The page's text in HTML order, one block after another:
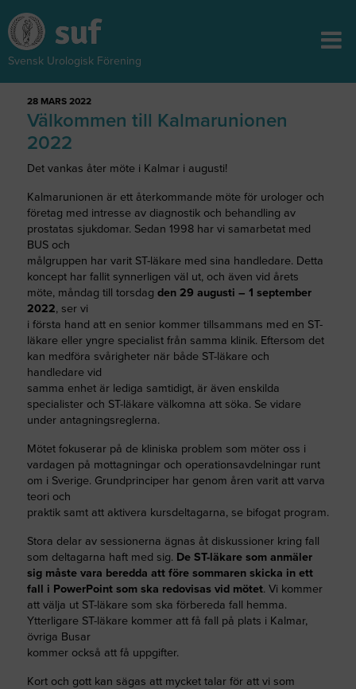
Svensk Urologisk Förening
28 MARS 2022
Välkommen till Kalmarunionen
2022
Det vankas åter möte i Kalmar i augusti!
Kalmarunionen är ett återkommande möte för urologer och
företag med intresse av diagnostik och behandling av
prostatas sjukdomar. Sedan 1998 har vi samarbetat med
BUS och
målgruppen har varit ST-läkare med sina handledare. Detta
koncept har fallit synnerligen väl ut, och även vid årets
möte, måndag till torsdag den 29 augusti – 1 september
2022, ser vi
i första hand att en senior kommer tillsammans med en ST-
läkare eller yngre specialist från samma klinik. Eftersom det
kan medföra svårigheter när både ST-läkare och
handledare vid
samma enhet är lediga samtidigt, är även enskilda
specialister och ST-läkare välkomna att söka. Se vidare
under antagningsreglerna.
Mötet fokuserar på de kliniska problem som möter oss i
vardagen på mottagningar och operationsavdelningar runt
om i Sverige. Grundprinciper har genom åren varit att varva
teori och
praktik samt att aktivera kursdeltagarna, se bifogat program.
Stora delar av sessionerna ägnas åt diskussioner kring fall
som deltagarna haft med sig. De ST-läkare som anmäler
sig måste vara beredda att före sommaren skicka in ett
fall i PowerPoint som ska redovisas vid mötet. Vi kommer
att välja ut ST-läkare som ska förbereda fall hemma.
Ytterligare ST-läkare kommer att få fall på plats i Kalmar,
övriga Busar
kommer också att få uppgifter.
Kort och gott kan sägas att mycket talar för att vi som